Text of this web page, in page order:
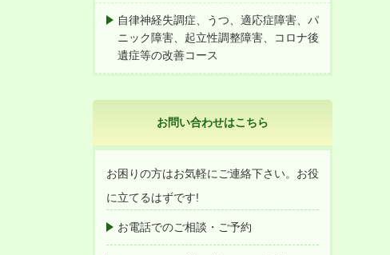
自律神経失調症、うつ、適応症障害、パ
ニック障害、起立性調整障害、コロナ後
遺症等の改善コース
お問い合わせはこちら
お困りの方はお気軽にご連絡下さい。お役
に立てるはずです!
お電話でのご相談・ご予約